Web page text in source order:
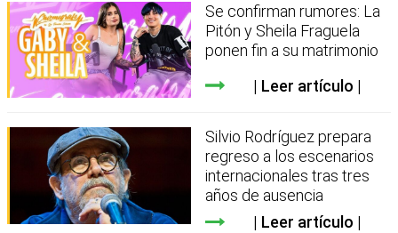
Se confirman rumores: La
Pitón y Sheila Fraguela
ponen fin a su matrimonio
Leer artículo
Silvio Rodríguez prepara
regreso a los escenarios
internacionales tras tres
años de ausencia
Leer artículo